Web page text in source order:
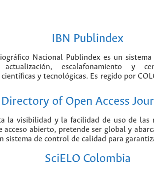
IBN Publindex
Nacional Publindex es un
actualización, escalafonamiento y
y tecnológicas. Es regido por
Directory of Open Access
la visibilidad y la facilidad de uso de las
acceso abierto, pretende ser global y
sistema de control de calidad para
SciELO Colombia